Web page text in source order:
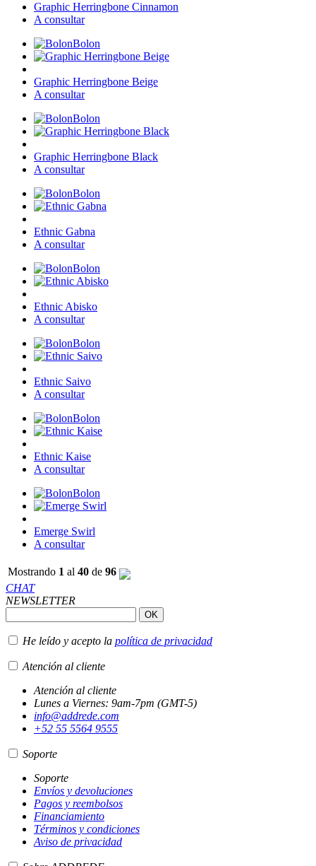
Graphic Herringbone Cinnamon
A consultar
Bolon
Graphic Herringbone Beige
A consultar
Bolon
Graphic Herringbone Black
A consultar
Bolon
Ethnic Gabna
A consultar
Bolon
Ethnic Abisko
A consultar
Bolon
Ethnic Saivo
A consultar
Bolon
Ethnic Kaise
A consultar
Bolon
Emerge Swirl
A consultar
Mostrando 1 al 40 de 96
CHAT
NEWSLETTER
He leído y acepto la política de privacidad
Atención al cliente
Atención al cliente
Lunes a Viernes: 9am-7pm (GMT-5)
info@addrede.com
+52 55 5564 9555
Soporte
Soporte
Envíos y devoluciones
Pagos y reembolsos
Financiamiento
Términos y condiciones
Aviso de privacidad